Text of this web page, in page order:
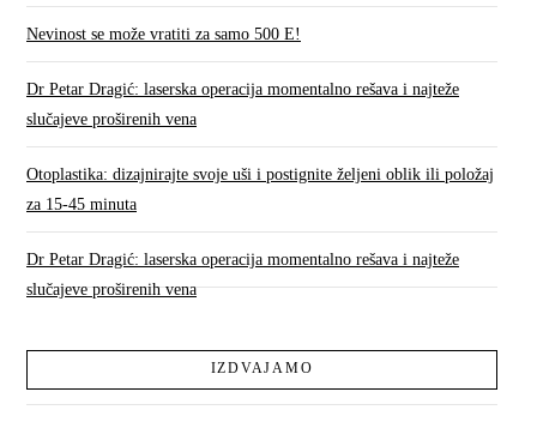
Nevinost se može vratiti za samo 500 E!
Dr Petar Dragić: laserska operacija momentalno rešava i najteže
slučajeve proširenih vena
Otoplastika: dizajnirajte svoje uši i postignite željeni oblik ili položaj
za 15-45 minuta
Dr Petar Dragić: laserska operacija momentalno rešava i najteže
slučajeve proširenih vena
IZDVAJAMO